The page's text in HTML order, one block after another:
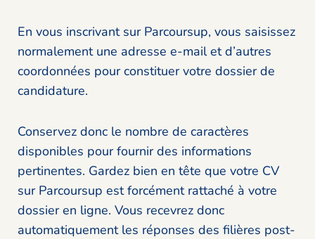
En vous inscrivant sur Parcoursup, vous saisissez
normalement une adresse e-mail et d’autres
coordonnées pour constituer votre dossier de
candidature.
Conservez donc le nombre de caractères
disponibles pour fournir des informations
pertinentes. Gardez bien en tête que votre CV
sur Parcoursup est forcément rattaché à votre
dossier en ligne. Vous recevrez donc
automatiquement les réponses des filières post-